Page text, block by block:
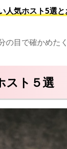
人気ホスト5選
目で確かめた
スト５選